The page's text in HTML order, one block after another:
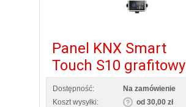
Panel KNX Smart
Touch S10 grafitowy
Dostępność:
Na zamówienie
Koszt wysyłki:
od 30,00 zł